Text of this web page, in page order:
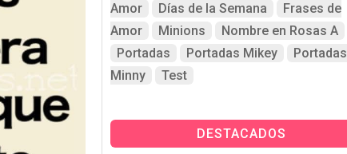
Amor
Días de la Semana
Frases de
Amor
Minions
Nombre en Rosas A
Portadas
Portadas Mikey
Portadas
Minny
Test
DESTACADOS